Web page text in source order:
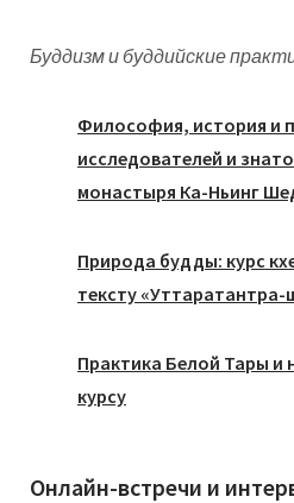
Буддизм и буддийские
Философия, история и
исследователей и
монастыря Ка-Ньинг
Природа будды: курс
тексту «Уттаратантра-
Практика Белой Тары и
курсу
Онлайн-встречи и